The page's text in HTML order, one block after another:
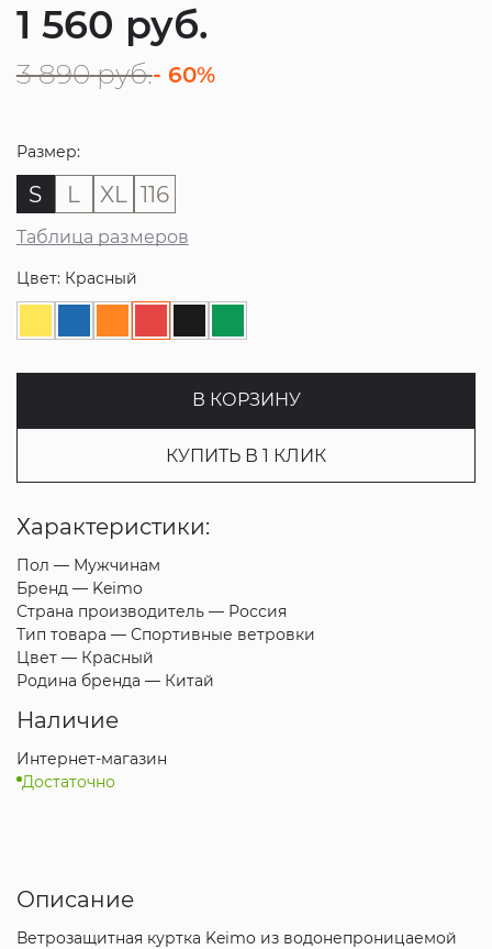
1 560 руб.
3 890 руб.- 60%
Размер:
S L XL 116
Таблица размеров
Цвет: Красный
В КОРЗИНУ
КУПИТЬ В 1 КЛИК
Характеристики:
Пол — Мужчинам
Бренд — Keimo
Страна производитель — Россия
Тип товара — Спортивные ветровки
Цвет — Красный
Родина бренда — Китай
Наличие
Интернет-магазин
Достаточно
Описание
Ветрозащитная куртка Keimo из водонепроницаемой